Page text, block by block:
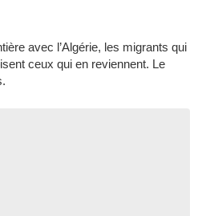
avec l’Algérie, les migrants qui
ceux qui en reviennent. Le